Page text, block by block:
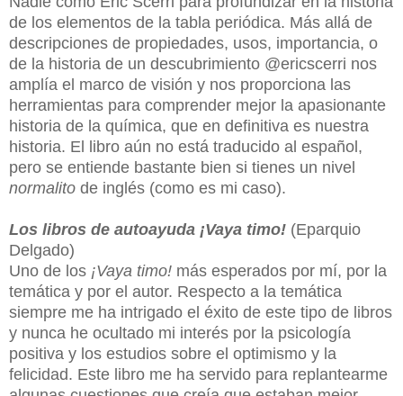
de los elementos de la tabla periódica. Más allá de
descripciones de propiedades, usos, importancia, o
de la historia de un descubrimiento @ericscerri nos
amplía el marco de visión y nos proporciona las
herramientas para comprender mejor la apasionante
historia de la química, que en definitiva es nuestra
historia. El libro aún no está traducido al español,
pero se entiende bastante bien si tienes un nivel
normalito de inglés (como es mi caso).
Los libros de autoayuda ¡Vaya timo! (Eparquio
Delgado)
Uno de los ¡Vaya timo! más esperados por mí, por la
temática y por el autor. Respecto a la temática
siempre me ha intrigado el éxito de este tipo de libros
y nunca he ocultado mi interés por la psicología
positiva y los estudios sobre el optimismo y la
felicidad. Este libro me ha servido para replantearme